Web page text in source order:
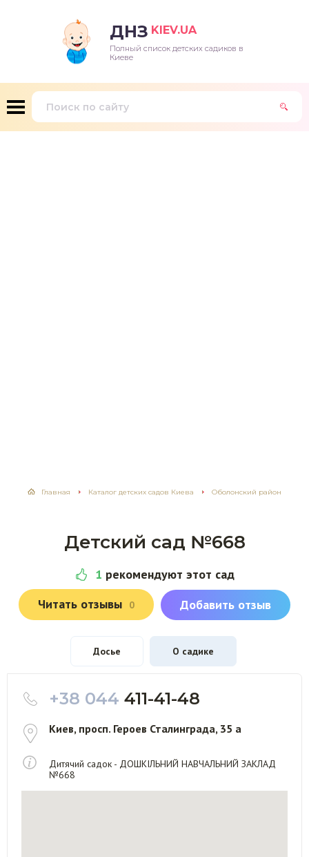
ДНЗ KIEV.UA
Полный список детских садиков в
Киеве
Главная Каталог детских садов Киева Оболонский район
Детский сад №668
1 рекомендуют этот сад
Читать отзывы
0 Добавить отзыв
Досье О садике
+38 044 411-41-48
Киев, просп. Героев Сталинграда, 35 а
Дитячий садок - ДОШКІЛЬНИЙ НАВЧАЛЬНИЙ ЗАКЛАД
№668